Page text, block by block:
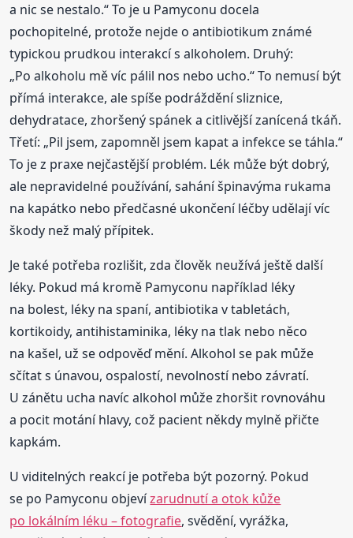
a nic se nestalo.“ To je u Pamyconu docela
pochopitelné, protože nejde o antibiotikum známé
typickou prudkou interakcí s alkoholem. Druhý:
„Po alkoholu mě víc pálil nos nebo ucho.“ To nemusí být
přímá interakce, ale spíše podráždění sliznice,
dehydratace, zhoršený spánek a citlivější zanícená tkáň.
Třetí: „Pil jsem, zapomněl jsem kapat a infekce se táhla.“
To je z praxe nejčastější problém. Lék může být dobrý,
ale nepravidelné používání, sahání špinavýma rukama
na kapátko nebo předčasné ukončení léčby udělají víc
škody než malý přípitek.
Je také potřeba rozlišit, zda člověk neužívá ještě další
léky. Pokud má kromě Pamyconu například léky
na bolest, léky na spaní, antibiotika v tabletách,
kortikoidy, antihistaminika, léky na tlak nebo něco
na kašel, už se odpověď mění. Alkohol se pak může
sčítat s únavou, ospalostí, nevolností nebo závratí.
U zánětu ucha navíc alkohol může zhoršit rovnováhu
a pocit motání hlavy, což pacient někdy mylně přičte
kapkám.
U viditelných reakcí je potřeba být pozorný. Pokud
se po Pamyconu objevízarudnutí a otok kůže
po lokálním léku – fotografie, svědění, vyrážka,